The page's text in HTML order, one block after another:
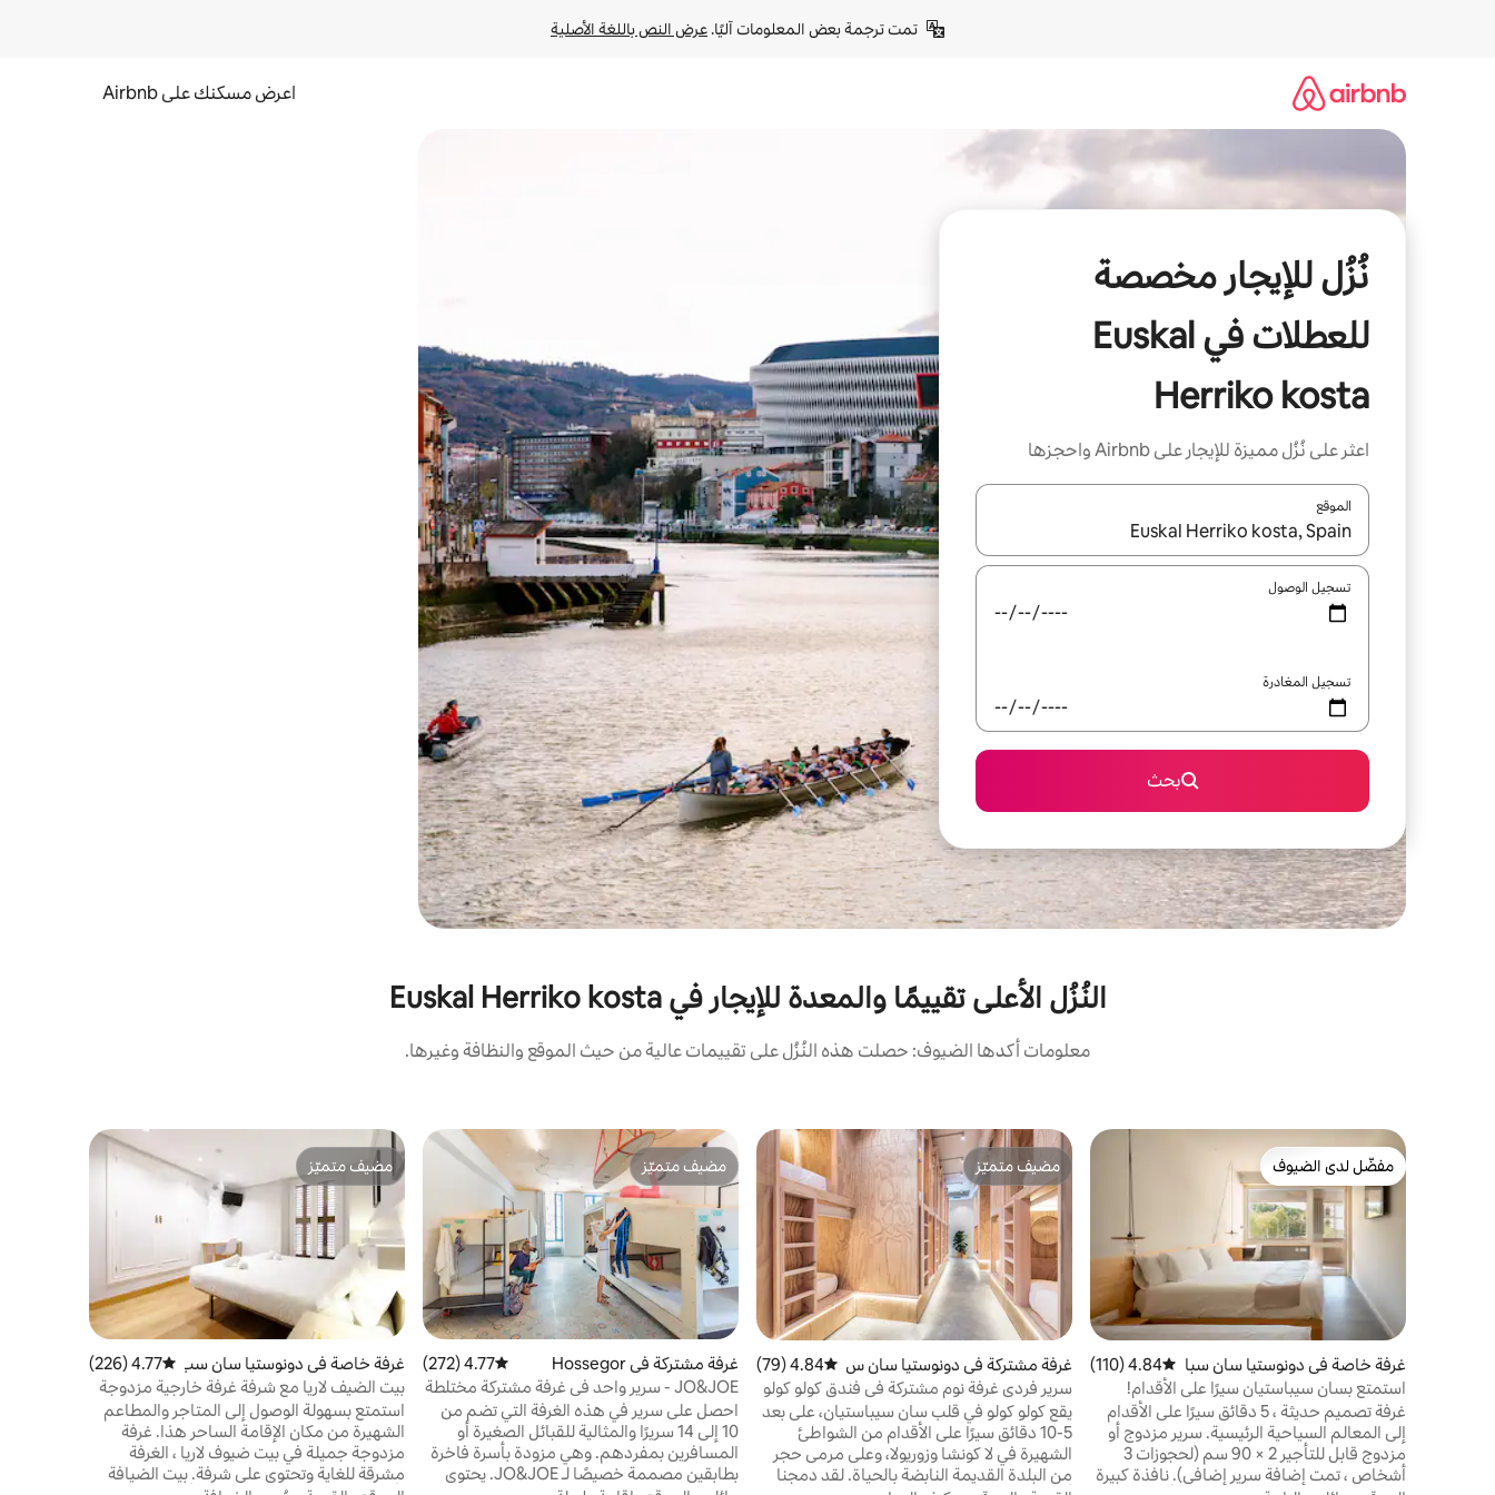
تمت ترجمة بعض المعلومات آليًا. عرض النص باللغة الأصلية
اعرض مسكنك على Airbnb
نُزُل للإيجار مخصصة
للعطلات في Euskal
Herriko kosta
اعثر على نُزُل مميزة للإيجار على Airbnb واحجزها
الموقع
عند توفر النتائج، انتقل باستخدام السهمين لأعلى ولأسفل أو استكشف عن طريق اللمس أو السحب.
تسجيل الوصول
تسجيل المغادرة
بحث
النُزُل الأعلى تقييمًا والمعدة للإيجار في Euskal Herriko kosta
معلومات أكدها الضيوف: حصلت هذه النُزُل على تقييمات عالية من حيث الموقع والنظافة وغيرها.
مفضّل لدى الضيوف
مفضّل لدى الضيوف
غرفة خاصة في دونوستيا سان سبا
ستيان
متوسط التقييم 4.84 من 5، 110 مراجعات
4.84 (110)
استمتع بسان سيباستيان سيرًا على الأقدام!
إطلالة على المدينة - مرنةغرفة تصميم حديثة ، 5 دقائق سيرًا على الأقدام
إلى المعالم السياحية الرئيسية. سرير مزدوج أو
مزدوج قابل للتأجير 2 × 90 سم (لحجوزات 3
أشخاص ، تمت إضافة سرير إضافي). نافذة كبيرة
مضيف متميّز
مضيف متميّز
غرفة مشتركة في دونوستيا سان س
باستيان
متوسط التقييم 4.84 من 5، 79 مراجعات
4.84 (79)
سرير فردي غرفة نوم مشتركة في فندق كولو كولو
يقع كولو كولو في قلب سان سيباستيان، على بعد
5-10 دقائق سيرًا على الأقدام من الشواطئ
الشهيرة في لا كونشا وزوريولا، وعلى مرمى حجر
من البلدة القديمة النابضة بالحياة. لقد دمجنا
مضيف متميّز
مضيف متميّز
غرفة مشتركة في Hossegor متوسط التقييم 4.77 من 5، 272 مراجعات
4.77 (272)
JO&JOE - سرير واحد في غرفة مشتركة مختلطة
تتسع لـ 10-14 شخصًا
احصل على سرير في هذه الغرفة التي تضم من
10 إلى 14 سريرًا والمثالية للقبائل الصغيرة أو
المسافرين بمفردهم. وهي مزودة بأسرة فاخرة
بطابقين مصممة خصيصًا لـ JO&JOE. يحتوي
مضيف متميّز
مضيف متميّز
غرفة خاصة في دونوستيا سان سب
استيان
متوسط التقييم 4.77 من 5، 226 مراجعات
4.77 (226)
بيت الضيف لاريا مع شرفة غرفة خارجية مزدوجة
استمتع بسهولة الوصول إلى المتاجر والمطاعم
الشهيرة من مكان الإقامة الساحر هذا. غرفة
مزدوجة جميلة في بيت ضيوف لاريا ، الغرفة
مشرقة للغاية وتحتوي على شرفة. بيت الضيافة